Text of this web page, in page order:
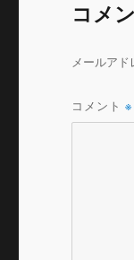
コメ
メールアド
コメント※